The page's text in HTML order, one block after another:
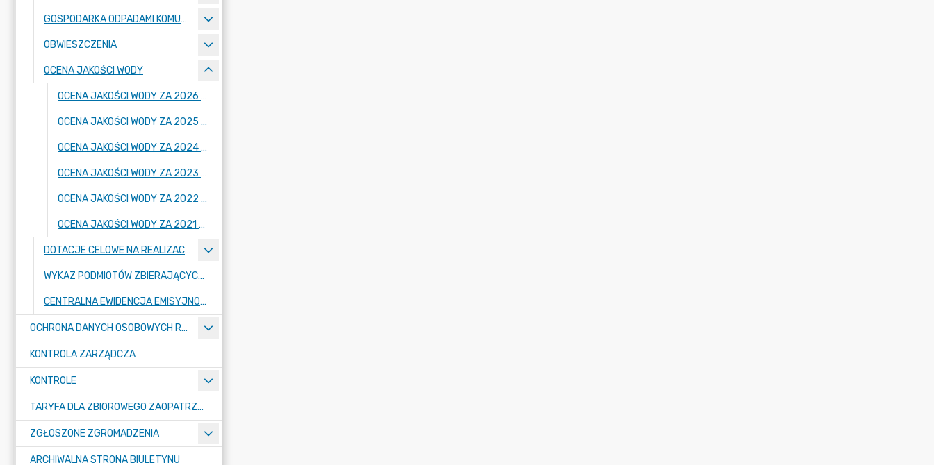
GOSPODARKA ODPADAMI KOMUNALNYMI
OBWIESZCZENIA
OCENA JAKOŚCI WODY
OCENA JAKOŚCI WODY ZA 2026 ROK
OCENA JAKOŚCI WODY ZA 2025 ROK
OCENA JAKOŚCI WODY ZA 2024 ROK
OCENA JAKOŚCI WODY ZA 2023 ROK
OCENA JAKOŚCI WODY ZA 2022 ROK
OCENA JAKOŚCI WODY ZA 2021 ROK
DOTACJE CELOWE NA REALIZACJĘ ZADAŃ PUBLICZNYCH Z ZAKRESU RATOWNICTWA WODNEGO
WYKAZ PODMIOTÓW ZBIERAJĄCYCH ODPADY POWSTAŁE Z GOSPODARSTW ROLNYCH
CENTRALNA EWIDENCJA EMISYJNOŚCI BUDYNKÓW (CEEB)
OCHRONA DANYCH OSOBOWYCH RODO
KONTROLA ZARZĄDCZA
KONTROLE
TARYFA DLA ZBIOROWEGO ZAOPATRZENIA W WODĘ I ZBIOROWEGO ODPROWADZANIA ŚCIEKÓW
ZGŁOSZONE ZGROMADZENIA
ARCHIWALNA STRONA BIULETYNU